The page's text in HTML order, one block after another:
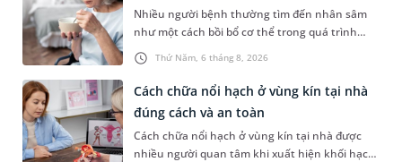
Thứ Năm, 6 tháng 8, 2026
Nhiều người bệnh thường tìm đến nhân sâm
như một cách bồi bổ cơ thể trong quá trình
điều trị ung thư. Tuy nhiên, câu hỏi người bị
ung thư có uống được sâm kh...
Cách chữa nổi hạch ở vùng kín tại nhà
đúng cách và an toàn
Cách chữa nổi hạch ở vùng kín tại nhà được
nhiều người quan tâm khi xuất hiện khối hạch